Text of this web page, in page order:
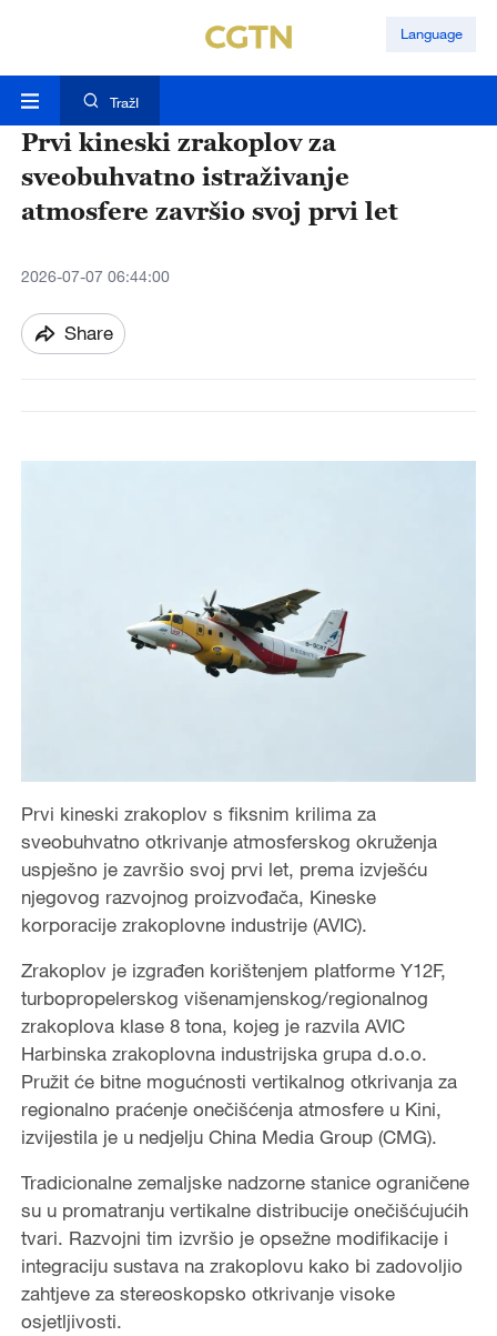
Language
TražI
Prvi kineski zrakoplov za
sveobuhvatno istraživanje
atmosfere završio svoj prvi let
2026-07-07 06:44:00
Share
Prvi kineski zrakoplov s fiksnim krilima za
sveobuhvatno otkrivanje atmosferskog okruženja
uspješno je završio svoj prvi let, prema izvješću
njegovog razvojnog proizvođača, Kineske
korporacije zrakoplovne industrije (AVIC).
Zrakoplov je izgrađen korištenjem platforme Y12F,
turbopropelerskog višenamjenskog/regionalnog
zrakoplova klase 8 tona, kojeg je razvila AVIC
Harbinska zrakoplovna industrijska grupa d.o.o.
Pružit će bitne mogućnosti vertikalnog otkrivanja za
regionalno praćenje onečišćenja atmosfere u Kini,
izvijestila je u nedjelju China Media Group (CMG).
Tradicionalne zemaljske nadzorne stanice ograničene
su u promatranju vertikalne distribucije onečišćujućih
tvari. Razvojni tim izvršio je opsežne modifikacije i
integraciju sustava na zrakoplovu kako bi zadovoljio
zahtjeve za stereoskopsko otkrivanje visoke
osjetljivosti.